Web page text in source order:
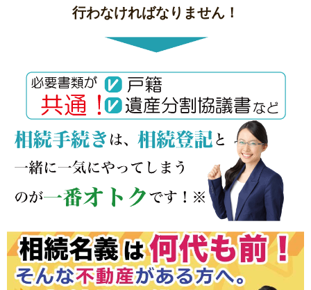
行わなければなりません！